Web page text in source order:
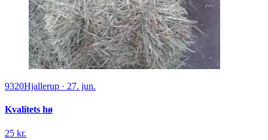
9320Hjallerup · 27. jun.
Kvalitets hø
25 kr.